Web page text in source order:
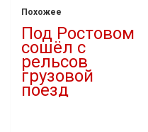
Похожее
Под Ростовом
сошёл с
рельсов
грузовой
поезд